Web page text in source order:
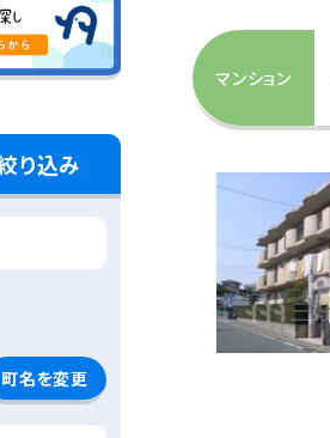
り込み
町名を変更
マンション